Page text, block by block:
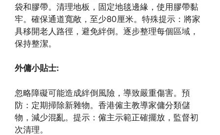
袋和膠帶。清理地板，固定地毯邊緣，使用膠帶黏
牢。確保通道寬敞，至少80厘米。特殊提示：將家
具移開老人路徑，避免絆倒。逐步整理每個區域，
保持整潔。
外傭小貼士:
忽略障礙可能造成絆倒風險，導致嚴重傷害。預
防：定期掃除新雜物。香港僱主教導家傭分類儲
物，減少混亂。提示：僱主示範正確擺放，監督初
次清理。